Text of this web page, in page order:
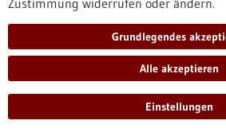
ausschliesslich mit Medizinprodukten
ein EU-Zertifikat haben. Es ist jetzt
mit Pragmatismus zügig umgesetzt
https://regulatorik-
pro.de/aktuelles/pressemitteilungen-
fachbeitraege/politik-entscheidet-
Zustimmung widerrufen oder ändern.
Grundlegendes
Alle akzeptieren
Einstellungen